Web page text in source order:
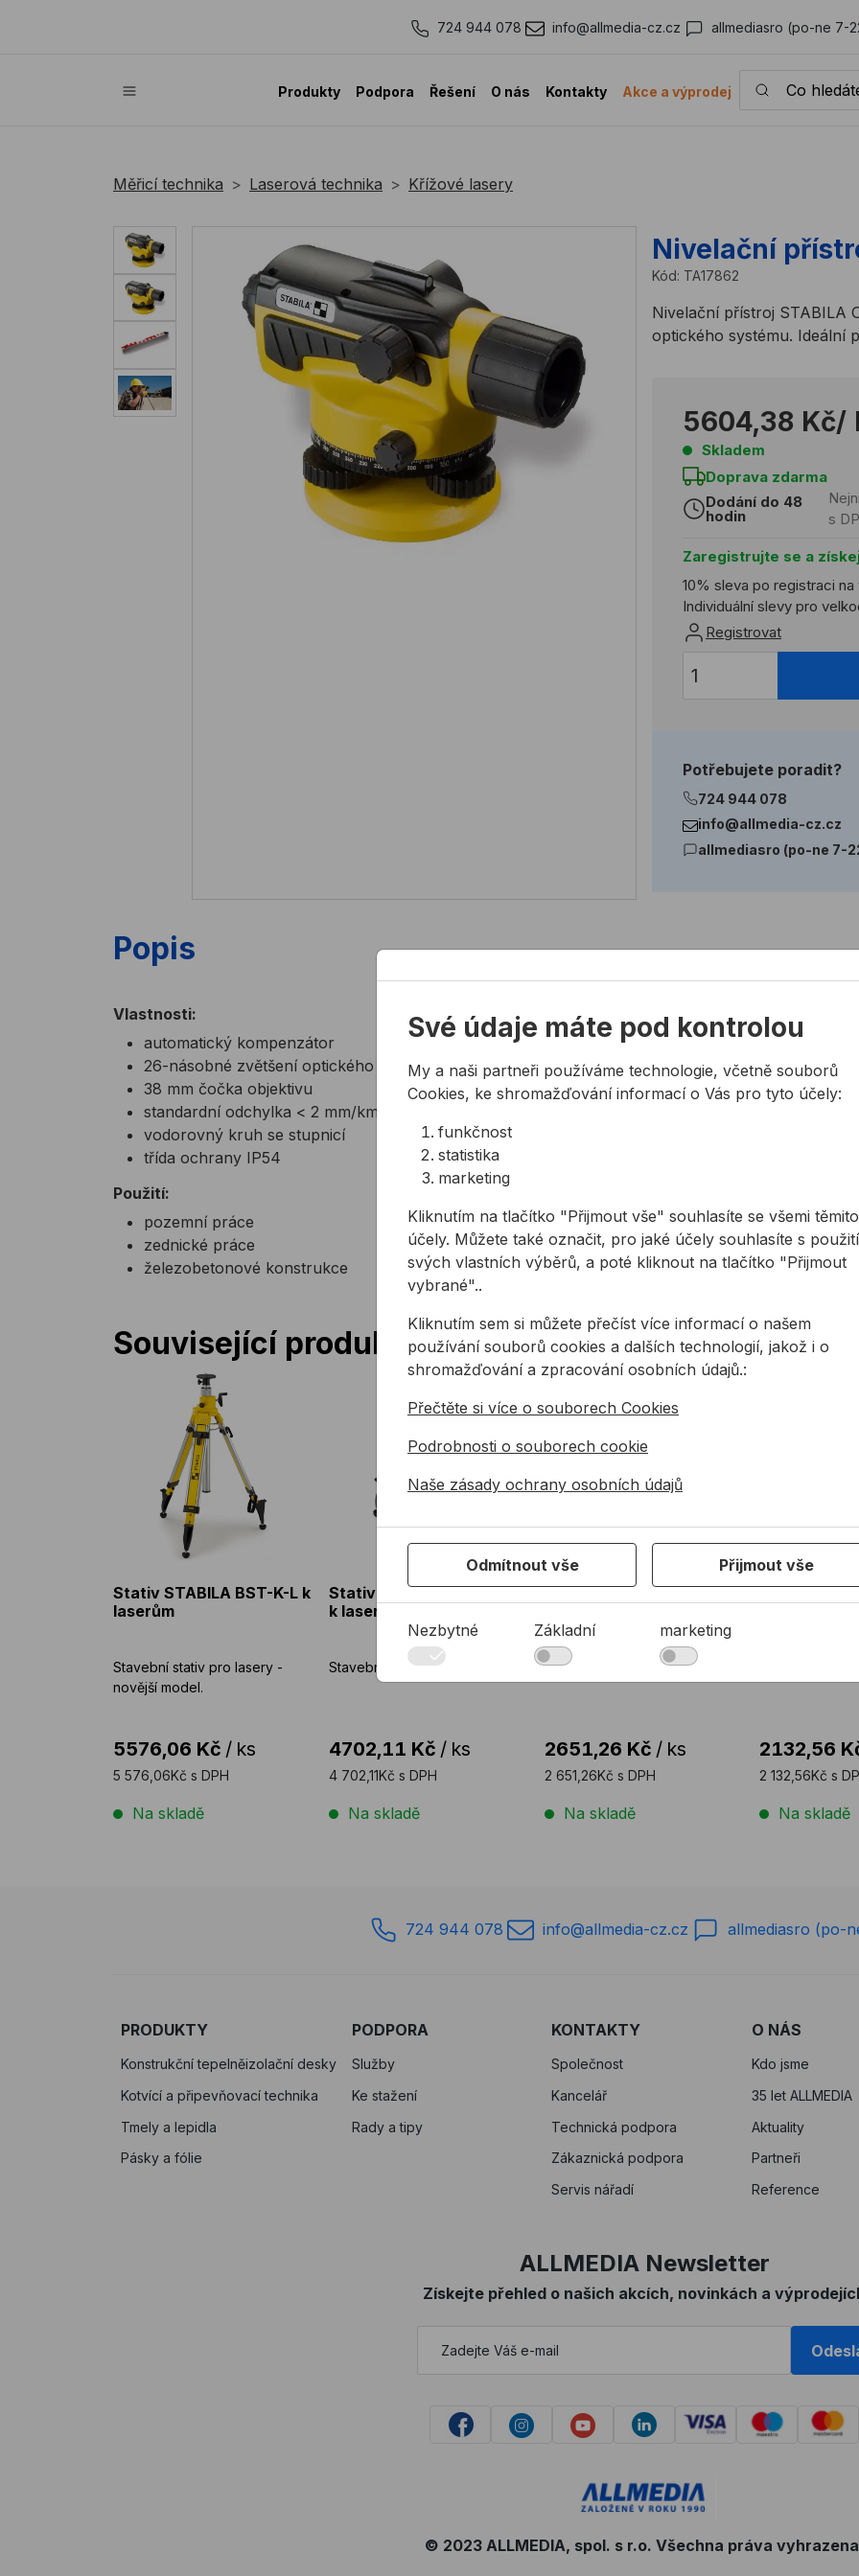
724 944 078 info@allmedia-cz.cz allmediasro (po-ne 7-
Produkty Podpora Řešení O nás Kontakty Akce a výprodej
Co hledáte?
Měřicí technika Laserová technika Křížové lasery
Nivelační
Kód: TA17862
Nivelační přístroj STABILA
optického systému. Ideální
5604,38 Kč/
Skladem
Doprava zdarma
Dodání do 48
hodin
s
Zaregistrujte se a
10% sleva po registraci
Individuální slevy pro
Registrovat
Potřebujete poradit?
724 944 078
info@allmedia-cz.cz
allmediasro (po-ne 7-
Popis
Vlastnosti:
automatický kompenzátor
26-násobné zvětšení optického systému
38 mm čočka objektivu
standardní odchylka < 2 mm/km
vodorovný kruh se stupnicí
třída ochrany IP54
Použití:
pozemní práce
zednické práce
železobetonové konstrukce
Související produkty
Stativ STABILA BST-K-L k laserům
Stativ STABILA BST-K-L k
laserům
Stavební stativ pro lasery -
novější model.
5576,06 Kč / ks
5 576,06Kč s DPH
Na skladě
Stativ STABILA BST-K-M k laserům
Stativ STABILA BST-K-M
k laserům
Stavební stativ k laserům.
4702,11 Kč / ks
4 702,11Kč s DPH
Na skladě
Stativ STABILA BST-S
Stativ STABILA BST-S
Stavební stativ.
2651,26 Kč / ks
2 651,26Kč s DPH
Na skladě
Lať
2132,56
2 132,56Kč s
Na skladě
724 944 078 info@allmedia-cz.cz allmediasro (po-
PRODUKTY
Konstrukční tepelněizolační desky
Kotvící a připevňovací technika
Tmely a lepidla
Pásky a fólie
PODPORA
Služby
Ke stažení
Rady a tipy
KONTAKTY
Společnost
Kancelář
Technická podpora
Zákaznická podpora
Servis nářadí
O NÁS
Kdo jsme
35 let ALLMEDIA
Aktuality
Partneři
Reference
ALLMEDIA Newsletter
Získejte přehled o našich akcích, novinkách a
© 2023 ALLMEDIA, spol. s r.o. Všechna práva
Své údaje máte pod kontrolou
My a naši partneři používáme technologie, včetně souborů
Cookies, ke shromažďování informací o Vás pro tyto účely:
funkčnost
statistika
marketing
Kliknutím na tlačítko "Přijmout vše" souhlasíte se všemi těmito
účely. Můžete také označit, pro jaké účely souhlasíte s
svých vlastních výběrů, a poté kliknout na tlačítko "Přijmout
vybrané"..
Kliknutím sem si můžete přečíst více informací o našem
používání souborů cookies a dalších technologií, jakož i o
shromažďování a zpracování osobních údajů.:
Přečtěte si více o souborech Cookies
Podrobnosti o souborech cookie
Naše zásady ochrany osobních údajů
Odmítnout vše Přijmout vše
Nezbytné Základní marketing